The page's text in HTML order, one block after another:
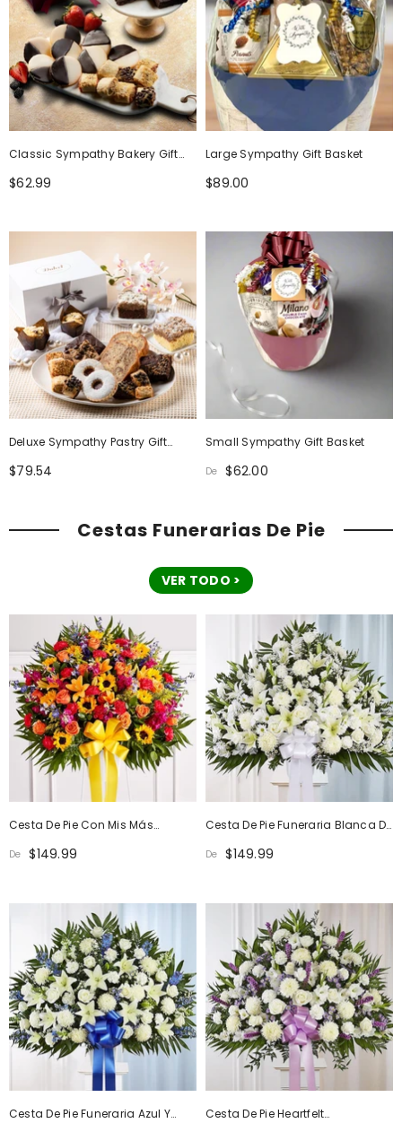
Classic Sympathy Bakery Gift
Basket
$62.99
Large Sympathy Gift Basket
$89.00
Deluxe Sympathy Pastry Gift
Basket
$79.54
Small Sympathy Gift Basket
De $62.00
Cestas Funerarias De Pie
VER TODO >
Cesta De Pie Con Mis Más
Sinceras Condolencias
De $149.99
Cesta De Pie Funeraria Blanca De
Heartfelt Sympathies
De $149.99
Cesta De Pie Funeraria Azul Y
Cesta De Pie Heartfelt